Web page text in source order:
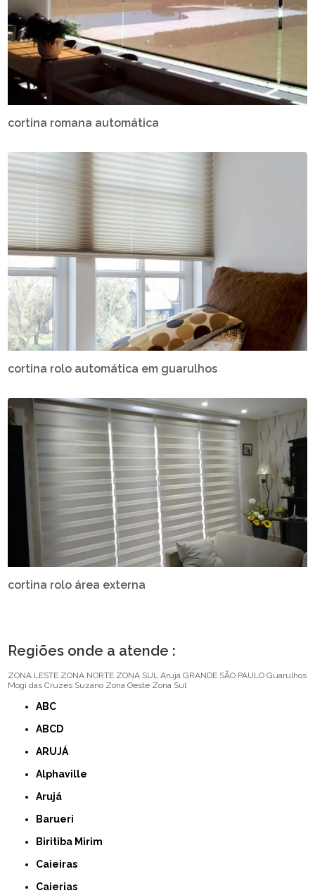
cortina romana automática
cortina rolo automática em guarulhos
cortina rolo área externa
Regiões onde a atende :
ZONA LESTE ZONA NORTE ZONA SUL Arujá GRANDE SÃO PAULO Guarulhos
Mogi das Cruzes Suzano Zona Oeste Zona Sul
ABC
ABCD
ARUJÁ
Alphaville
Arujá
Barueri
Biritiba Mirim
Caieiras
Caierias